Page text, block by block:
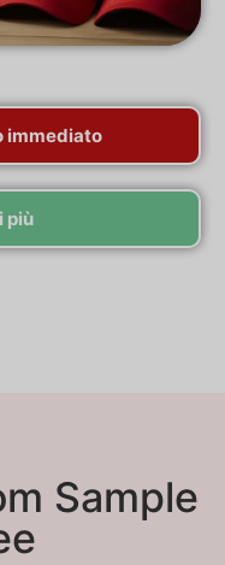
immediato
più
Sample